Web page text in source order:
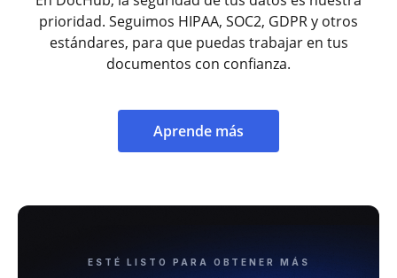
prioridad. Seguimos HIPAA, SOC2, GDPR y otros
estándares, para que puedas trabajar en tus
documentos con confianza.
Aprende más
ESTÉ LISTO PARA OBTENER MÁS